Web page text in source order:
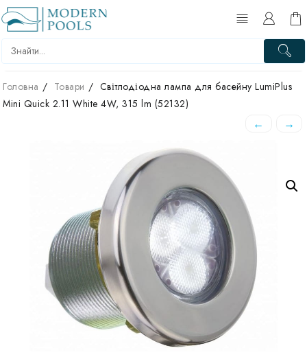
Перейти
до
вмісту
Головна Товари
Світлодіодна лампа для басейну LumiPlus
Mini Quick 2.11 White 4W, 315 lm (52132)
← →